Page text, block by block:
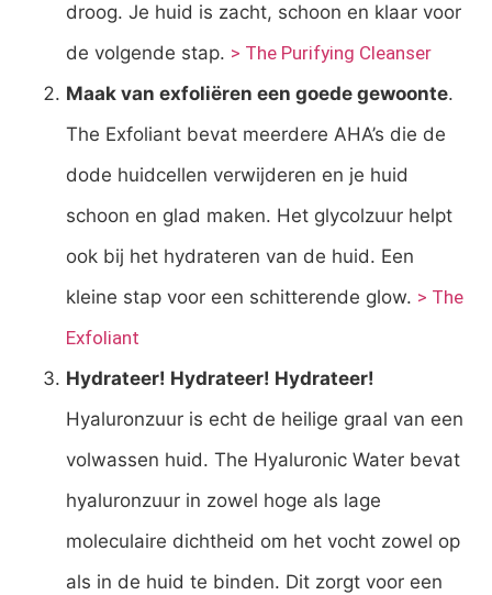
droog. Je huid is zacht, schoon en klaar voor
de volgende stap. > The Purifying Cleanser
Maak van exfoliëren een goede gewoonte.
The Exfoliant bevat meerdere AHA’s die de
dode huidcellen verwijderen en je huid
schoon en glad maken. Het glycolzuur helpt
ook bij het hydrateren van de huid. Een
kleine stap voor een schitterende glow. > The
Exfoliant
Hydrateer! Hydrateer! Hydrateer!
Hyaluronzuur is echt de heilige graal van een
volwassen huid. The Hyaluronic Water bevat
hyaluronzuur in zowel hoge als lage
moleculaire dichtheid om het vocht zowel op
als in de huid te binden. Dit zorgt voor een